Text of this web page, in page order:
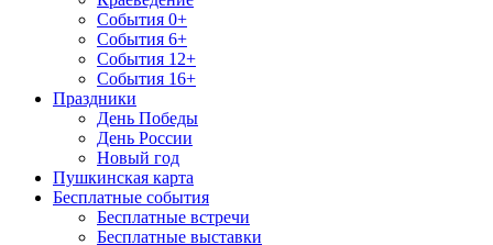
События 0+
События 6+
События 12+
События 16+
Праздники
День Победы
День России
Новый год
Пушкинская карта
Бесплатные события
Бесплатные встречи
Бесплатные выставки